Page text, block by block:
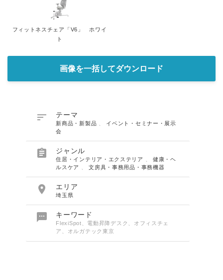
フィットネスチェア「V6」 ホワイ
ト
画像を一括してダウンロード
 テーマ
新商品・新製品 、 イベント・セミナー・展示
会
 ジャンル
住居・インテリア・エクステリア 、 健康・ヘ
ルスケア 、文房具・事務用品・事務機器
 エリア
埼玉県
 キーワード
FlexiSpot、電動昇降デスク、オフィスチェ
ア、オルガテック東京
Japanese